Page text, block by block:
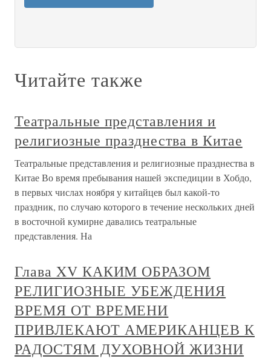
Читайте также
Театральные представления и
религиозные празднества в Китае
Театральные представления и религиозные празднества в
Китае Во время пребывания нашей экспедиции в Хобдо,
в первых числах ноября у китайцев был какой-то
праздник, по случаю которого в течение нескольких дней
в восточной кумирне давались театральные
представления. На
Глава XV КАКИМ ОБРАЗОМ
РЕЛИГИОЗНЫЕ УБЕЖДЕНИЯ
ВРЕМЯ ОТ ВРЕМЕНИ
ПРИВЛЕКАЮТ АМЕРИКАНЦЕВ К
РАДОСТЯМ ДУХОВНОЙ ЖИЗНИ